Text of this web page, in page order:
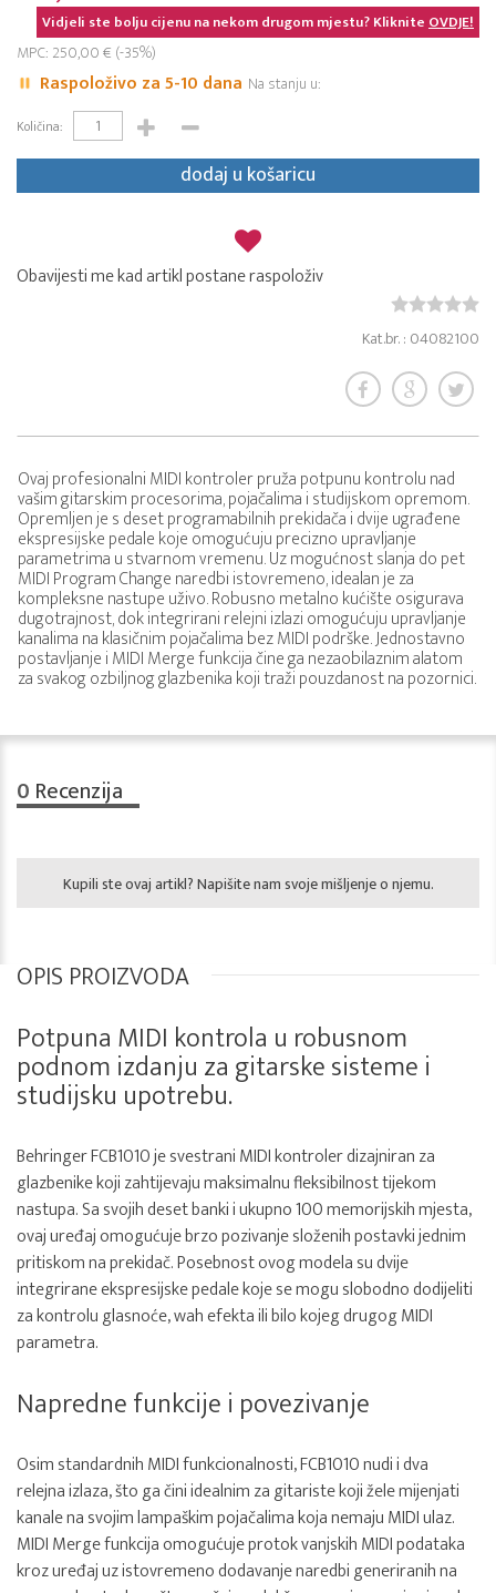
Vidjeli ste bolju cijenu na nekom drugom mjestu? KlikniteOVDJE!
MPC: 250,00 € (-35%)
Raspoloživo za 5-10 dana Na stanju u:
Količina:
dodaj u košaricu
Obavijesti me kad artikl postane raspoloživ
Kat.br. : 04082100
Ovaj profesionalni MIDI kontroler pruža potpunu kontrolu nad
vašim gitarskim procesorima, pojačalima i studijskom opremom.
Opremljen je s deset programabilnih prekidača i dvije ugrađene
ekspresijske pedale koje omogućuju precizno upravljanje
parametrima u stvarnom vremenu. Uz mogućnost slanja do pet
MIDI Program Change naredbi istovremeno, idealan je za
kompleksne nastupe uživo. Robusno metalno kućište osigurava
dugotrajnost, dok integrirani relejni izlazi omogućuju upravljanje
kanalima na klasičnim pojačalima bez MIDI podrške. Jednostavno
postavljanje i MIDI Merge funkcija čine ga nezaobilaznim alatom
za svakog ozbiljnog glazbenika koji traži pouzdanost na pozornici.
0 Recenzija
Kupili ste ovaj artikl? Napišite nam svoje mišljenje o njemu.
OPIS PROIZVODA
Potpuna MIDI kontrola u robusnom
podnom izdanju za gitarske sisteme i
studijsku upotrebu.
Behringer FCB1010 je svestrani MIDI kontroler dizajniran za
glazbenike koji zahtijevaju maksimalnu fleksibilnost tijekom
nastupa. Sa svojih deset banki i ukupno 100 memorijskih mjesta,
ovaj uređaj omogućuje brzo pozivanje složenih postavki jednim
pritiskom na prekidač. Posebnost ovog modela su dvije
integrirane ekspresijske pedale koje se mogu slobodno dodijeliti
za kontrolu glasnoće, wah efekta ili bilo kojeg drugog MIDI
parametra.
Napredne funkcije i povezivanje
Osim standardnih MIDI funkcionalnosti, FCB1010 nudi i dva
relejna izlaza, što ga čini idealnim za gitariste koji žele mijenjati
kanale na svojim lampaškim pojačalima koja nemaju MIDI ulaz.
MIDI Merge funkcija omogućuje protok vanjskih MIDI podataka
kroz uređaj uz istovremeno dodavanje naredbi generiranih na